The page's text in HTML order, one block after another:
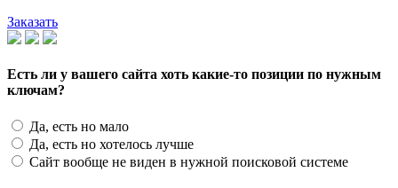
Заказать
Есть ли у вашего сайта хоть какие-то позиции по нужным
ключам?
Да, есть но мало
Да, есть но хотелось лучше
Сайт вообще не виден в нужной поисковой системе